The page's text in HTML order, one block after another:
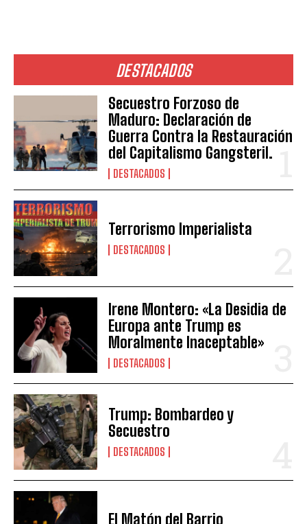
DESTACADOS
Secuestro Forzoso de
Maduro: Declaración de
Guerra Contra la Restauración
del Capitalismo Gangsteril.
DESTACADOS
Terrorismo Imperialista
DESTACADOS
Irene Montero: «La Desidia de
Europa ante Trump es
Moralmente Inaceptable»
DESTACADOS
Trump: Bombardeo y
Secuestro
DESTACADOS
El Matón del Barrio